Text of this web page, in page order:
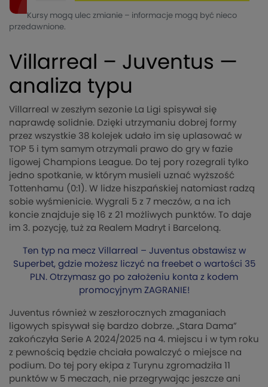
Kursy mogą ulec zmianie – informacje mogą być nieco
przedawnione.
Villarreal – Juventus —
analiza typu
Villarreal w zeszłym sezonie La Ligi spisywał się
naprawdę solidnie. Dzięki utrzymaniu dobrej formy
przez wszystkie 38 kolejek udało im się uplasować w
TOP 5 i tym samym otrzymali prawo do gry w fazie
ligowej Champions League. Do tej pory rozegrali tylko
jedno spotkanie, w którym musieli uznać wyższość
Tottenhamu (0:1). W lidze hiszpańskiej natomiast radzą
sobie wyśmienicie. Wygrali 5 z 7 meczów, a na ich
koncie znajduje się 16 z 21 możliwych punktów. To daje
im 3. pozycję, tuż za Realem Madryt i Barceloną.
Ten typ na mecz Villarreal – Juventus obstawisz w
Superbet, gdzie możesz liczyć na freebet o wartości 35
PLN. Otrzymasz go po założeniu konta z kodem
promocyjnym ZAGRANIE!
Juventus również w zeszłorocznych zmaganiach
ligowych spisywał się bardzo dobrze. „Stara Dama”
zakończyła Serie A 2024/2025 na 4. miejscu i w tym roku
z pewnością będzie chciała powalczyć o miejsce na
podium. Do tej pory ekipa z Turynu zgromadziła 11
punktów w 5 meczach, nie przegrywając jeszcze ani